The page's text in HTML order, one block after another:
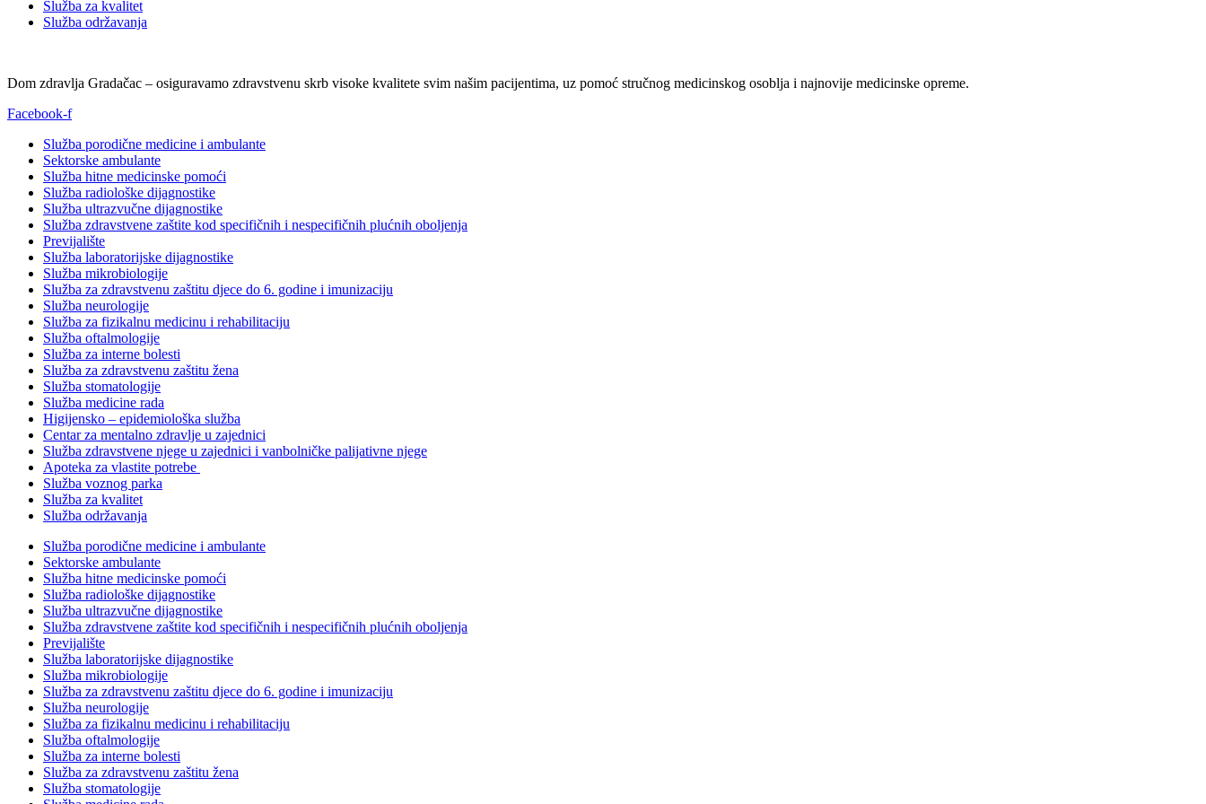
Služba za kvalitet
Služba održavanja
Dom zdravlja Gradačac – osiguravamo zdravstvenu skrb visoke kvalitete svim našim pacijentima, uz pomoć stručnog medicinskog osoblja i najnovije medicinske opreme.
Facebook-f
Služba porodične medicine i ambulante
Sektorske ambulante
Služba hitne medicinske pomoći
Služba radiološke dijagnostike
Služba ultrazvučne dijagnostike
Služba zdravstvene zaštite kod specifičnih i nespecifičnih plućnih oboljenja
Previjalište
Služba laboratorijske dijagnostike
Služba mikrobiologije
Služba za zdravstvenu zaštitu djece do 6. godine i imunizaciju
Služba neurologije
Služba za fizikalnu medicinu i rehabilitaciju
Služba oftalmologije
Služba za interne bolesti
Služba za zdravstvenu zaštitu žena
Služba stomatologije
Služba medicine rada
Higijensko – epidemiološka služba
Centar za mentalno zdravlje u zajednici
Služba zdravstvene njege u zajednici i vanbolničke palijativne njege
Apoteka za vlastite potrebe
Služba voznog parka
Služba za kvalitet
Služba održavanja
Služba porodične medicine i ambulante
Sektorske ambulante
Služba hitne medicinske pomoći
Služba radiološke dijagnostike
Služba ultrazvučne dijagnostike
Služba zdravstvene zaštite kod specifičnih i nespecifičnih plućnih oboljenja
Previjalište
Služba laboratorijske dijagnostike
Služba mikrobiologije
Služba za zdravstvenu zaštitu djece do 6. godine i imunizaciju
Služba neurologije
Služba za fizikalnu medicinu i rehabilitaciju
Služba oftalmologije
Služba za interne bolesti
Služba za zdravstvenu zaštitu žena
Služba stomatologije